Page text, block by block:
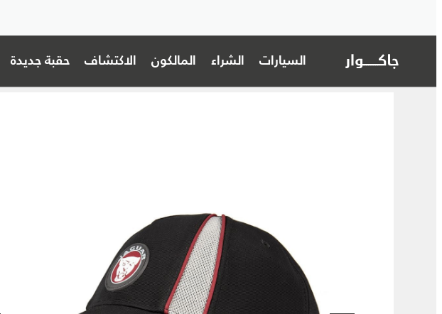
السيارات الشراء المالكون الاكتشاف حقبة جديدة